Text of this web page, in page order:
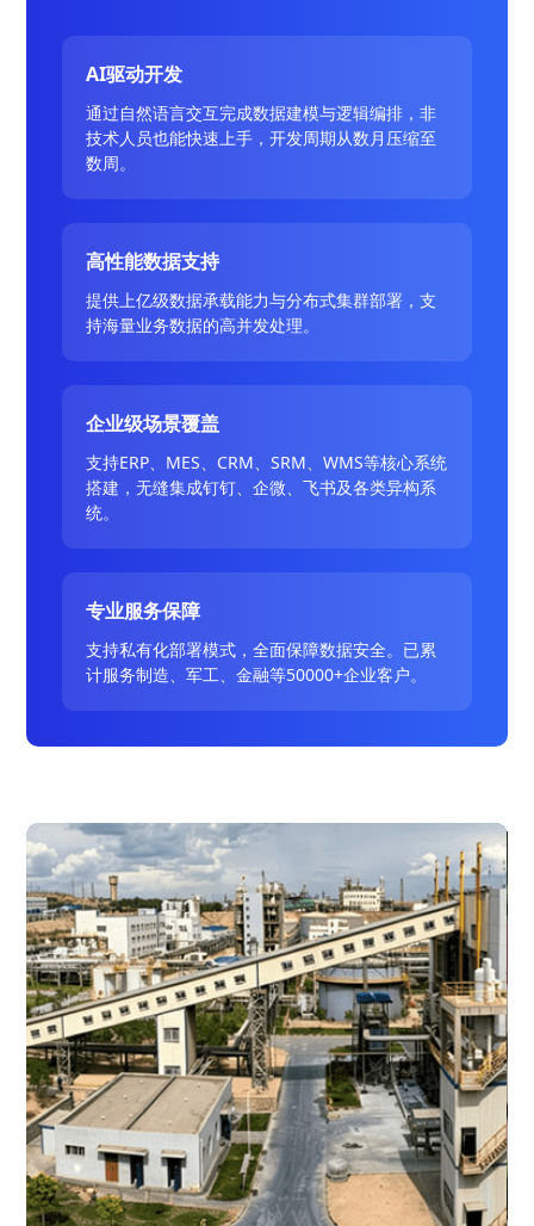
AI驱动开发
通过自然语言交互完成数据建模与逻辑编排，非
技术人员也能快速上手，开发周期从数月压缩至
数周。
高性能数据支持
提供上亿级数据承载能力与分布式集群部署，支
持海量业务数据的高并发处理。
企业级场景覆盖
支持ERP、MES、CRM、SRM、WMS等核心系统
搭建，无缝集成钉钉、企微、飞书及各类异构系
统。
专业服务保障
支持私有化部署模式，全面保障数据安全。已累
计服务制造、军工、金融等50000+企业客户。